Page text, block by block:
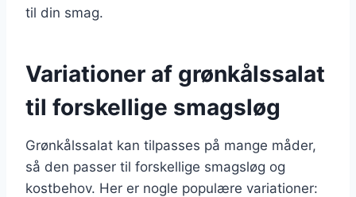
til din smag.
Variationer af grønkålssalat
til forskellige smagsløg
Grønkålssalat kan tilpasses på mange måder,
så den passer til forskellige smagsløg og
kostbehov. Her er nogle populære variationer: